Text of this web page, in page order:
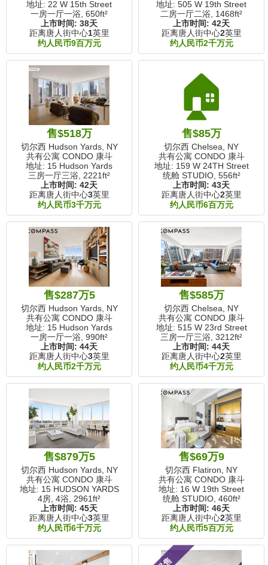
地址: 22 W 15th Street
一房一厅一浴, 650ft²
上市时间: 38天
距离唐人街中心1英里
约人民币9百万元
地址: 505 W 19th Street
二房一厅二浴, 1468ft²
上市时间: 42天
距离唐人街中心2英里
约人民币2千万元
售$518万
切尔西 Hudson Yards, NY
共有公寓 CONDO 康斗
地址: 15 Hudson Yards
三房一厅三浴, 2221ft²
上市时间: 42天
距离唐人街中心3英里
约人民币3千万元
🏠
售$85万
切尔西 Chelsea, NY
共有公寓 CONDO 康斗
地址: 159 W 24TH Street
统舱 STUDIO, 556ft²
上市时间: 43天
距离唐人街中心2英里
约人民币6百万元
售$287万5
切尔西 Hudson Yards, NY
共有公寓 CONDO 康斗
地址: 15 Hudson Yards
一房一厅一浴, 990ft²
上市时间: 44天
距离唐人街中心3英里
约人民币2千万元
售$585万
切尔西 Chelsea, NY
共有公寓 CONDO 康斗
地址: 515 W 23rd Street
三房一厅三浴, 3212ft²
上市时间: 44天
距离唐人街中心2英里
约人民币4千万元
售$879万5
切尔西 Hudson Yards, NY
共有公寓 CONDO 康斗
地址: 15 HUDSON YARDS
4房, 4浴, 2961ft²
上市时间: 45天
距离唐人街中心3英里
约人民币6千万元
售$69万9
切尔西 Flatiron, NY
共有公寓 CONDO 康斗
地址: 16 W 19th Street
统舱 STUDIO, 460ft²
上市时间: 46天
距离唐人街中心2英里
约人民币5百万元